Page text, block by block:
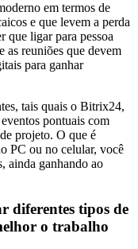
em termos de
e que levem a perda
que ligar para pessoa
as reuniões que devem
para ganhar
tais quais o Bitrix24,
pontuais com
projeto. O que é
PC ou no celular, você
ainda ganhando ao
diferentes tipos de
o trabalho